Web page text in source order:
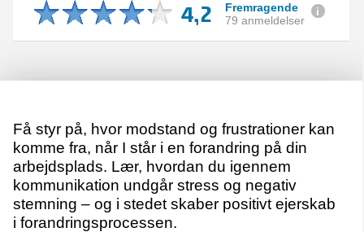
4,2
Fremragende
79 anmeldelser
Få styr på, hvor modstand og frustrationer kan
komme fra, når I står i en forandring på din
arbejdsplads. Lær, hvordan du igennem
kommunikation undgår stress og negativ
stemning – og i stedet skaber positivt ejerskab
i forandringsprocessen.